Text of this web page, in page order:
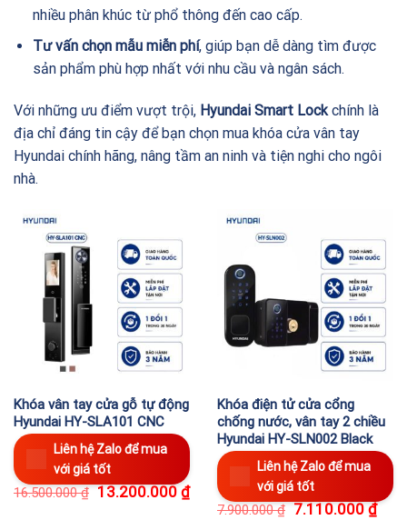
nhiều phân khúc từ phổ thông đến cao cấp.
Tư vấn chọn mẫu miễn phí, giúp bạn dễ dàng tìm được
sản phẩm phù hợp nhất với nhu cầu và ngân sách.
Với những ưu điểm vượt trội, Hyundai Smart Lockchính là
địa chỉ đáng tin cậy để bạn chọn mua khóa cửa vân tay
Hyundai chính hãng, nâng tầm an ninh và tiện nghi cho ngôi
nhà.
Khóa vân tay cửa gỗ tự động
Hyundai HY-SLA101 CNC
Liên hệ Zalo để mua
với giá tốt
16.500.000₫ 13.200.000 ₫
Khóa điện tử cửa cổng
chống nước, vân tay 2 chiều
Hyundai HY-SLN002 Black
Liên hệ Zalo để mua
với giá tốt
7.900.000₫ 7.110.000 ₫